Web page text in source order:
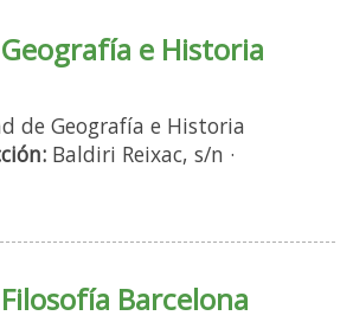
e Historia
de Geografía e Historia
Baldiri Reixac, s/n ·
Barcelona